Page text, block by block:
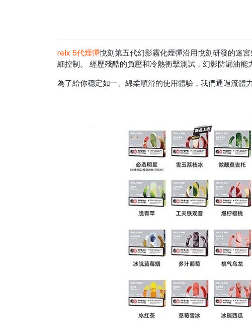
relx 5代煙彈悅刻第五代幻影霧化煙彈沿用悅刻研發的迷
細控制。 經歷殘酷的負壓和冷熱衝擊測試，幻影防漏油能
為了給你穩定如一、綿柔順滑的使用體驗，我們通過流體